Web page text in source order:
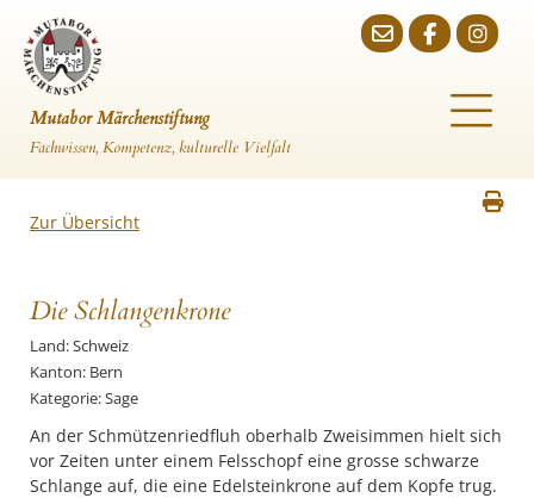
Mutabor Märchenstiftung
Fachwissen, Kompetenz, kulturelle Vielfalt
Zur Übersicht
Die Schlangenkrone
Land: Schweiz
Kanton: Bern
Kategorie: Sage
An der Schmützenriedfluh oberhalb Zweisimmen hielt sich
vor Zeiten unter einem Felsschopf eine grosse schwarze
Schlange auf, die eine Edelsteinkrone auf dem Kopfe trug.